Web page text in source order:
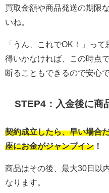
買取金額や商品発送の期限
いね。
「うん、これでOK！」っ
得いかなければ、この時点
断ることもできるので安心で
STEP4：入金後に商
契約成立したら、早い場合
座にお金がジャンプイン！
商品はその後、最大30日以
なります。